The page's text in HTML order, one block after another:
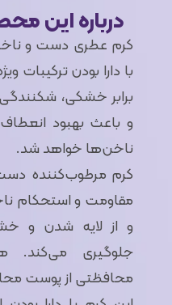
درباره این
کرم عطری دست و
با دارا بودن ترکیبات
برابر خشکی،
و باعث بهبود
ناخن‌ها خواهد شد.
کرم مرطوب‌کننده
مقاومت و استحکام
و از لایه شدن و
جلوگیری می‌کند.
محافظتی از پوست